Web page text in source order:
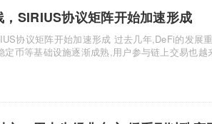
SIRIUS协议矩阵开始加速形成
去几年,DeFi的发展重点主要集中在交易、流动性和资产发
础设施逐渐成熟,用户参与链上交易也越来越方便。 但随着市场